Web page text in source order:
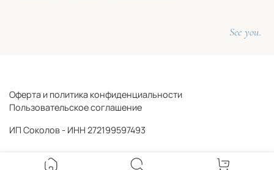
See you.
Оферта и политика конфиденциальности
Пользовательское соглашение
ИП Соколов - ИНН 272199597493